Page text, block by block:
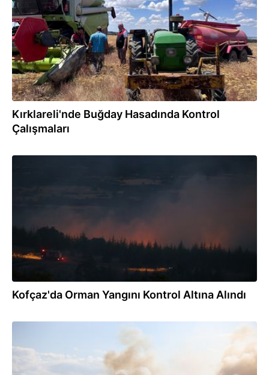
Kırklareli'nde Buğday Hasadında Kontrol
Çalışmaları
Kofçaz'da Orman Yangını Kontrol Altına Alındı